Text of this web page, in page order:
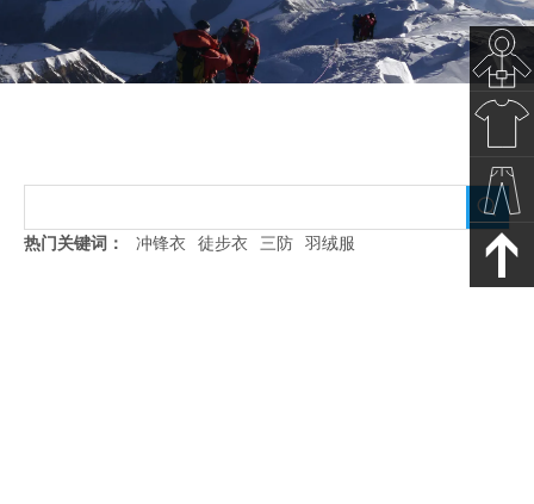
热门关键词： 冲锋衣 徒步衣 三防 羽绒服
秋冬新
款
春夏新
款
裤子下